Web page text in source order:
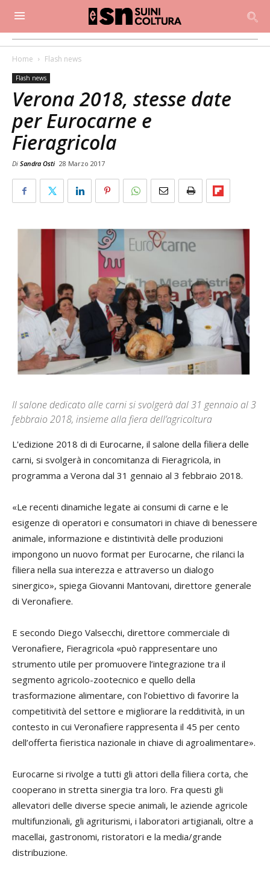
Home Flash news
Flash news
Verona 2018, stesse date
per Eurocarne e
Fieragricola
Di Sandra Osti 28 Marzo 2017
Il salone dedicato alle carni si svolgerà dal 31 gennaio al 3
febbraio 2018, insieme alla fiera dell’agricoltura
L'edizione 2018 di di Eurocarne, il salone della filiera delle
carni, si svolgerà in concomitanza di Fieragricola, in
programma a Verona dal 31 gennaio al 3 febbraio 2018.
«Le recenti dinamiche legate ai consumi di carne e le
esigenze di operatori e consumatori in chiave di benessere
animale, informazione e distintività delle produzioni
impongono un nuovo format per Eurocarne, che rilanci la
filiera nella sua interezza e attraverso un dialogo
sinergico», spiega Giovanni Mantovani, direttore generale
di Veronafiere.
E secondo Diego Valsecchi, direttore commerciale di
Veronafiere, Fieragricola «può rappresentare uno
strumento utile per promuovere l’integrazione tra il
segmento agricolo-zootecnico e quello della
trasformazione alimentare, con l’obiettivo di favorire la
competitività del settore e migliorare la redditività, in un
contesto in cui Veronafiere rappresenta il 45 per cento
dell’offerta fieristica nazionale in chiave di agroalimentare».
Eurocarne si rivolge a tutti gli attori della filiera corta, che
cooperano in stretta sinergia tra loro. Fra questi gli
allevatori delle diverse specie animali, le aziende agricole
multifunzionali, gli agriturismi, i laboratori artigianali, oltre a
macellai, gastronomi, ristoratori e la media/grande
distribuzione.